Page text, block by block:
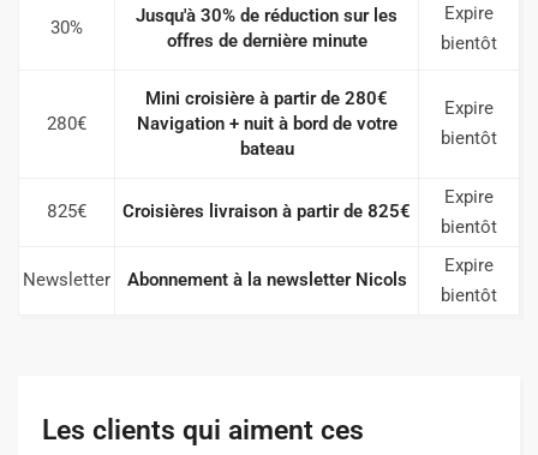
30%
Jusqu'à 30% de réduction sur les
offres de dernière minute
Expire
bientôt
280€
Mini croisière à partir de 280€
Navigation + nuit à bord de votre
bateau
Expire
bientôt
825€ Croisières livraison à partir de 825€
Expire
bientôt
Newsletter Abonnement à la newsletter Nicols
Expire
bientôt
Les clients qui aiment ces